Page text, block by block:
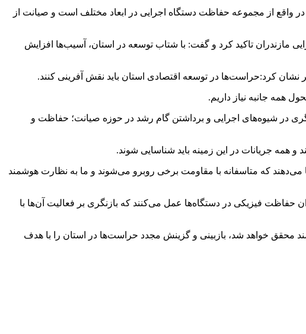
در واقع از مجموعه حفاظت دستگاه اجرایی در ابعاد مختلف است و صیانت از
تاکید کرد و گفت: با شتاب توسعه در استان، آسیب‌ها افزایش
کرد:حراست‌ها در توسعه اقتصادی استان باید نقش آفرینی کنند.
همه جانبه نیاز داریم.
در شیوه‌های اجرایی و برداشتن گام رشد در حوزه صیانت؛ حفاظت و
همه جریانات در این زمینه باید شناسایی شوند.
می‌دهند که متاسفانه با مقاومت برخی روبرو می‌شوند و ما به نظارت هوشمند
فیزیکی در دستگاه‌ها عمل می‌کنند که بازنگری بر فعالیت آن‌ها با
محقق خواهد شد، بازبینی و گزینش مجدد حراست‌ها در استان را با هدف